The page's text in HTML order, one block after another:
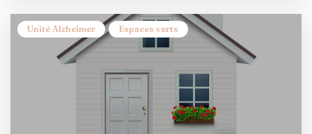
Unité Alzheimer Espaces verts